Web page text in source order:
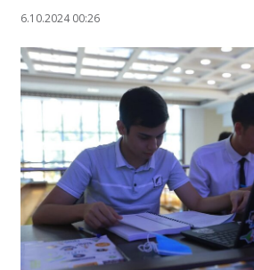
6.10.2024 00:26